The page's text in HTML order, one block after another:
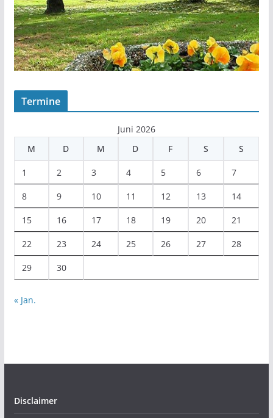
Termine
Juni 2026
M
D M D F S S
1 2 3 4 5 6 7
8 9 10 11 12 13 14
15 16 17 18 19 20 21
22 23 24 25 26 27 28
29 30
« Jan.
Disclaimer